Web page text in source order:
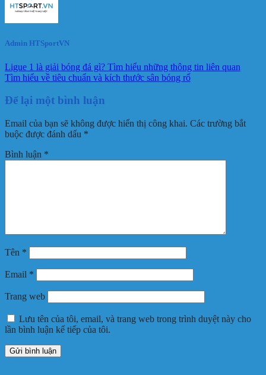
Admin HTSportVN
Ligue 1 là giải bóng đá gì? Tìm hiểu những thông tin liên quan
Tìm hiểu về tiêu chuẩn và kích thước sân bóng rổ
Để lại một bình luận
Email của bạn sẽ không được hiển thị công khai. Các trường bắt
buộc được đánh dấu *
Bình luận *
Tên *
Email *
Trang web
Lưu tên của tôi, email, và trang web trong trình duyệt này cho
lần bình luận kế tiếp của tôi.